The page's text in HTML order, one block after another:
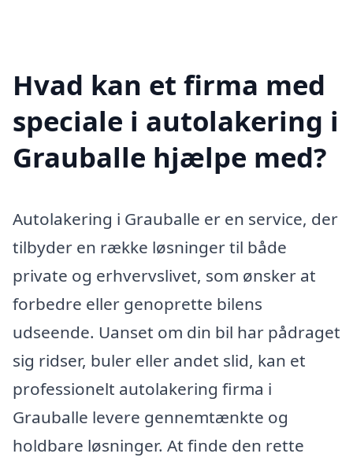
Hvad kan et firma med
speciale i autolakering i
Grauballe hjælpe med?
Autolakering i Grauballe er en service, der
tilbyder en række løsninger til både
private og erhvervslivet, som ønsker at
forbedre eller genoprette bilens
udseende. Uanset om din bil har pådraget
sig ridser, buler eller andet slid, kan et
professionelt autolakering firma i
Grauballe levere gennemtænkte og
holdbare løsninger. At finde den rette